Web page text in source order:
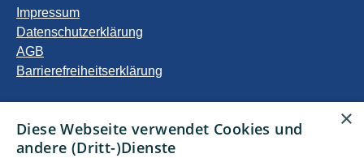
Impressum
Datenschutzerklärung
AGB
Barrierefreiheitserklärung
Privatkunden
Gewerbekunden
×
Diese Webseite verwendet Cookies und
andere (Dritt-)Dienste